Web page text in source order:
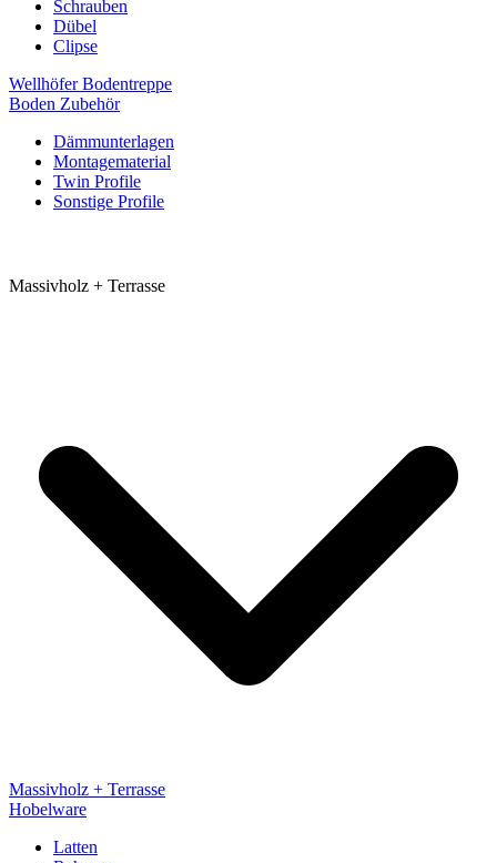
Schrauben
Dübel
Clipse
Wellhöfer Bodentreppe
Boden Zubehör
Dämmunterlagen
Montagematerial
Twin Profile
Sonstige Profile
Massivholz + Terrasse
Massivholz + Terrasse
Hobelware
Latten